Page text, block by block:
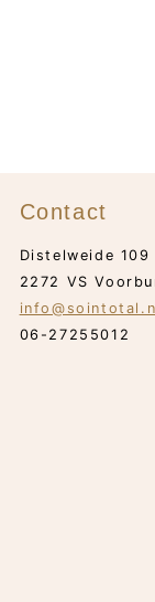
Contact
Distelweide 109
2272 VS
06-27255012